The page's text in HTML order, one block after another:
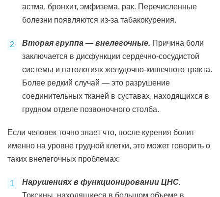
астма, бронхит, эмфизема, рак. Перечисленные
болезни появляются из-за табакокурения.
Вторая группа — внелегочные. Причина боли
заключается в дисфункции сердечно-сосудистой
системы и патологиях желудочно-кишечного тракта.
Более редкий случай — это разрушение
соединительных тканей в суставах, находящихся в
грудном отделе позвоночного столба.
Если человек точно знает что, после курения болит
именно на уровне грудной клетки, это может говорить о
таких внелегочных проблемах:
Нарушениях в функционировании ЦНС.
Токсины, находящиеся в большом объеме в